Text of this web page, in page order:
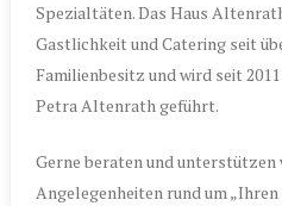
Spezialtäten. Das Haus
Gastlichkeit und Catering seit
Familienbesitz und wird seit
Petra Altenrath geführt.
Gerne beraten und unterstützen
Angelegenheiten rund um „Ihren